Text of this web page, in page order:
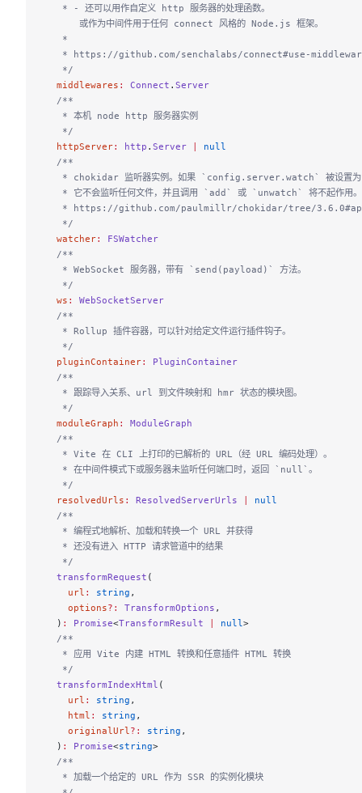
   * - 还可以用作自定义 http 服务器的处理函数。
      或作为中间件用于任何 connect 风格的 Node.js 框架。
   *
* https://github.com/senchalabs/connect#use-
   */
  middlewares
: Connect . Server
  /**
   * 本机 node http 服务器实例
   */
  httpServer
: http . Server
null
  /**
* chokidar 监听器实例。如果 `config.server.watch` 被设置
   * 它不会监听任何文件，并且调用 `add` 或 `unwatch` 将不起作用。
* https://github.com/paulmillr/chokidar/tree/
   */
  watcher
:
FSWatcher
  /**
   * WebSocket 服务器，带有 `send(payload)` 方法。
   */
  ws
:
WebSocketServer
  /**
   * Rollup 插件容器，可以针对给定文件运行插件钩子。
   */
  pluginContainer
:
PluginContainer
  /**
   * 跟踪导入关系、url 到文件映射和 hmr 状态的模块图。
   */
  moduleGraph
:
ModuleGraph
  /**
   * Vite 在 CLI 上打印的已解析的 URL（经 URL 编码处理）。
   * 在中间件模式下或服务器未监听任何端口时，返回 `null`。
   */
  resolvedUrls
: ResolvedServerUrls
null
  /**
   * 编程式地解析、加载和转换一个 URL 并获得
   * 还没有进入 HTTP 请求管道中的结果
   */
  transformRequest
(
    url
: string ,
    options
?: TransformOptions ,
  )
: Promise<TransformResult null>
  /**
   * 应用 Vite 内建 HTML 转换和任意插件 HTML 转换
   */
  transformIndexHtml
(
    url
: string ,
    html
: string ,
    originalUrl
?: string ,
  )
: Promise<string>
  /**
   * 加载一个给定的 URL 作为 SSR 的实例化模块